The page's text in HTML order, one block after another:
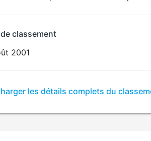
classement
2001
les détails complets du